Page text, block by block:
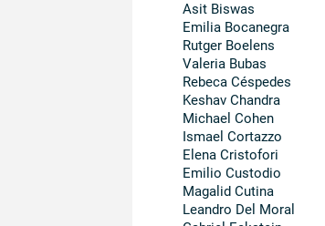
Asit Biswas
Emilia Bocanegra
Rutger Boelens
Valeria Bubas
Rebeca Céspedes
Keshav Chandra
Michael Cohen
Ismael Cortazzo
Elena Cristofori
Emilio Custodio
Magalid Cutina
Leandro Del Moral